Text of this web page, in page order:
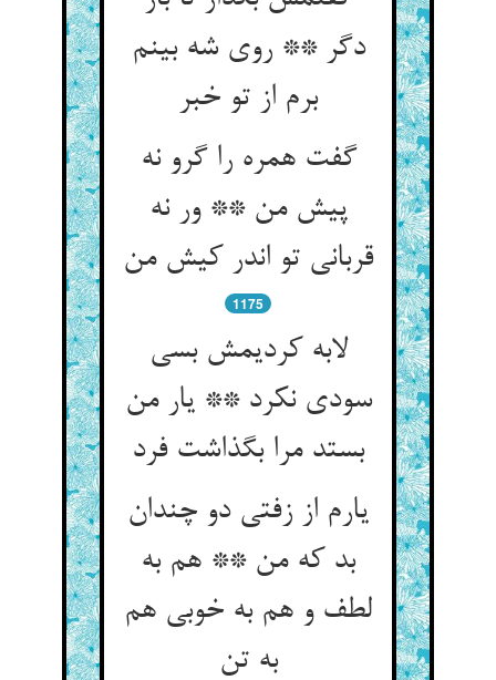
دگر ** روی شه بینم
برم از تو خبر
گفت همره را گرو نه
پیش من ** ور نه
1175
لابه کردیمش بسی
سودی نکرد ** یار من
بستد مرا بگذاشت فرد
یارم از زفتی دو چندان
بد که من ** هم به
لطف و هم به خوبی هم
به تن‌‌